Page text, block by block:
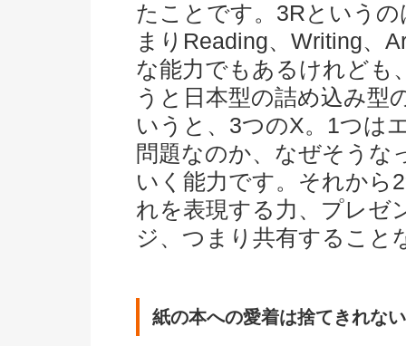
たことです。3Rという
まりReading、Writing、
な能力でもあるけれども
うと日本型の詰め込み型
いうと、3つのX。1つは
問題なのか、なぜそうな
いく能力です。それから
れを表現する力、プレゼ
ジ、つまり共有すること
紙の本への愛着は捨てきれない